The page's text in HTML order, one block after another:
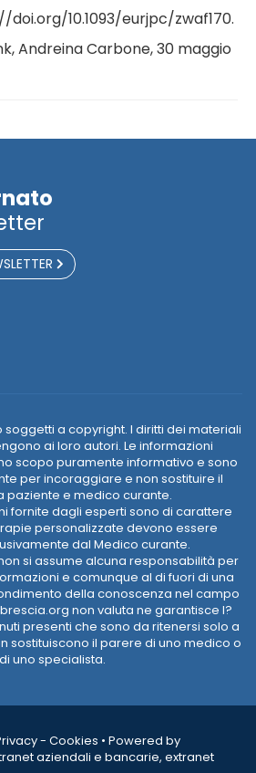
doi.org/10.1093/eurjpc/zwaf170.
Andreina Carbone, 30 maggio
soggetti a copyright. I diritti dei materiali
ai loro autori. Le informazioni
scopo puramente informativo e sono
per incoraggiare e non sostituire il
paziente e medico curante.
fornite dagli esperti sono di carattere
personalizzate devono essere
dal Medico curante.
si assume alcuna responsabilità per
e comunque al di fuori di una
della conoscenza nel campo
non valuta ne garantisce l?
presenti che sono da ritenersi solo a
sostituiscono il parere di uno medico o
di uno specialista.
- Cookies • Powered by
aziendali e bancarie, extranet